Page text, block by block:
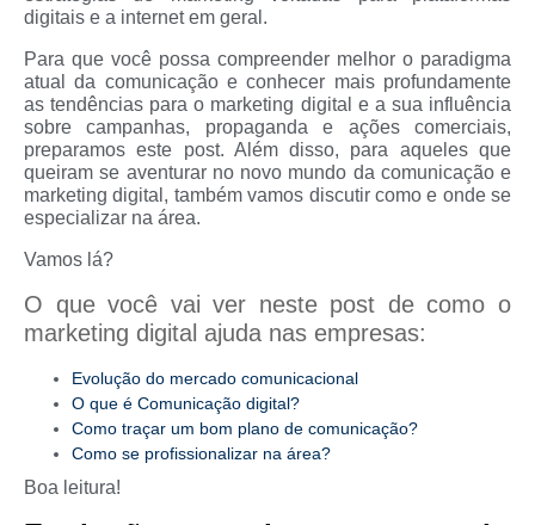
digitais e a internet em geral.
Para que você possa compreender melhor o paradigma
atual da comunicação e conhecer mais profundamente
as tendências para o marketing digital e a sua influência
sobre campanhas, propaganda e ações comerciais,
preparamos este post. Além disso, para aqueles que
queiram se aventurar no novo mundo da comunicação e
marketing digital, também vamos discutir como e onde se
especializar na área.
Vamos lá?
O que você vai ver neste post de como o
marketing digital ajuda nas empresas:
Evolução do mercado comunicacional
O que é Comunicação digital?
Como traçar um bom plano de comunicação?
Como se profissionalizar na área?
Boa leitura!